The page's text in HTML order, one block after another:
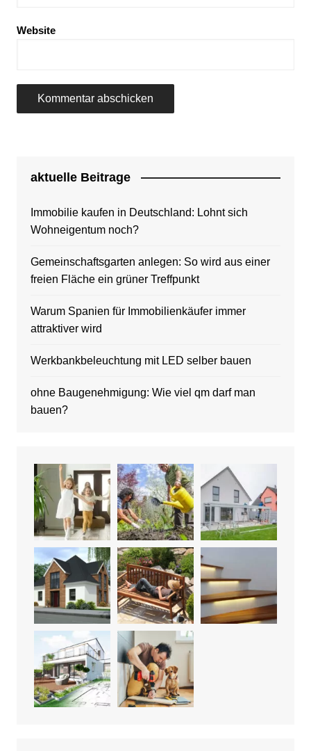
Website
aktuelle Beitrage
Immobilie kaufen in Deutschland: Lohnt sich
Wohneigentum noch?
Gemeinschaftsgarten anlegen: So wird aus einer
freien Fläche ein grüner Treffpunkt
Warum Spanien für Immobilienkäufer immer
attraktiver wird
Werkbankbeleuchtung mit LED selber bauen
ohne Baugenehmigung: Wie viel qm darf man
bauen?